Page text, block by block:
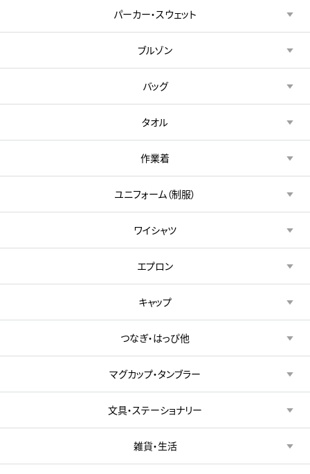
パーカー・スウェット
ブルゾン
バッグ
タオル
作業着
ユニフォーム（制服）
ワイシャツ
エプロン
キャップ
つなぎ・はっぴ他
マグカップ・タンブラー
文具・ステーショナリー
雑貨・生活